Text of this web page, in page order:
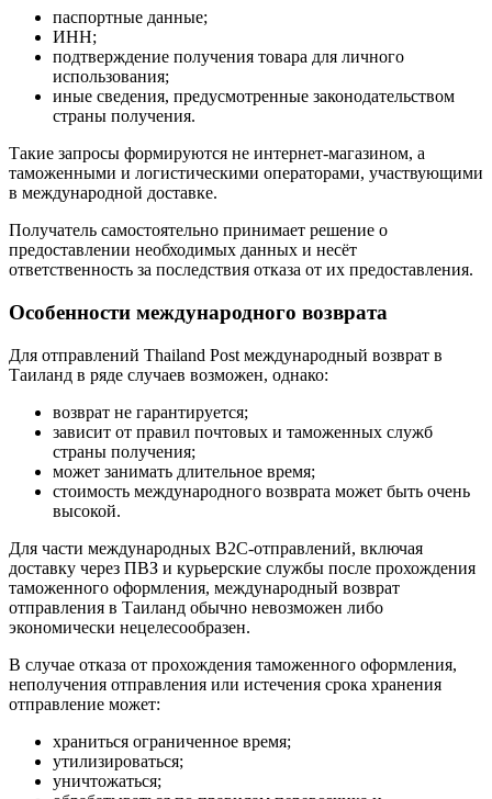
паспортные данные;
ИНН;
подтверждение получения товара для личного
использования;
иные сведения, предусмотренные законодательством
страны получения.
Такие запросы формируются не интернет-магазином, а
таможенными и логистическими операторами, участвующими
в международной доставке.
Получатель самостоятельно принимает решение о
предоставлении необходимых данных и несёт
ответственность за последствия отказа от их предоставления.
Особенности международного возврата
Для отправлений Thailand Post международный возврат в
Таиланд в ряде случаев возможен, однако:
возврат не гарантируется;
зависит от правил почтовых и таможенных служб
страны получения;
может занимать длительное время;
стоимость международного возврата может быть очень
высокой.
Для части международных B2C-отправлений, включая
доставку через ПВЗ и курьерские службы после прохождения
таможенного оформления, международный возврат
отправления в Таиланд обычно невозможен либо
экономически нецелесообразен.
В случае отказа от прохождения таможенного оформления,
неполучения отправления или истечения срока хранения
отправление может:
храниться ограниченное время;
утилизироваться;
уничтожаться;